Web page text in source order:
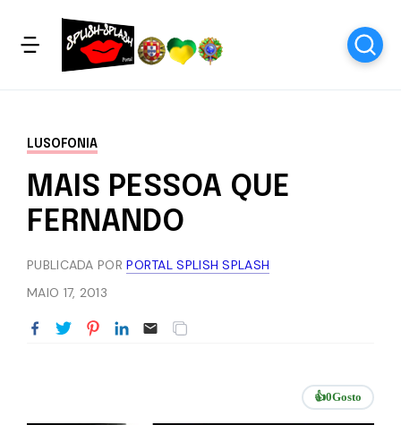
LUSOFONIA
MAIS PESSOA QUE
FERNANDO
PUBLICADA PORPORTAL SPLISH SPLASH
MAIO 17, 2013
👍0Gosto